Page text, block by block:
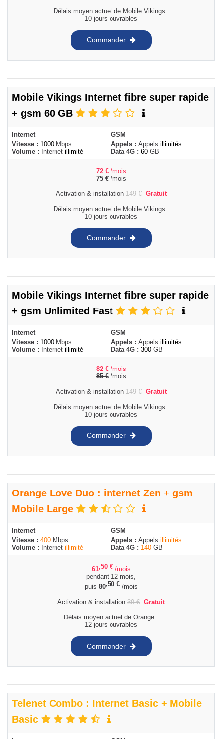
Délais moyen actuel de Mobile Vikings :
10 jours ouvrables
Commander
Mobile Vikings Internet fibre super rapide
+ gsm 60 GB
Internet
Vitesse : 1000 Mbps
Volume :
Internet illimité
GSM
Appels : Appels illimités
Data 4G : 60 GB
72 € /mois
75€/mois
Activation & installation149€ Gratuit
Délais moyen actuel de Mobile Vikings :
10 jours ouvrables
Commander
Mobile Vikings Internet fibre super rapide
+ gsm Unlimited Fast
Internet
Vitesse : 1000 Mbps
Volume :
Internet illimité
GSM
Appels : Appels illimités
Data 4G : 300 GB
82 € /mois
85€/mois
Activation & installation149€ Gratuit
Délais moyen actuel de Mobile Vikings :
10 jours ouvrables
Commander
Orange Love Duo : internet Zen + gsm
Mobile Large
Internet
Vitesse : 400 Mbps
Volume :
Internet illimité
GSM
Appels : Appels illimités
Data 4G : 140 GB
61,50 € /mois
pendant 12 mois,
puis 80,50 €/mois
Activation & installation 39€ Gratuit
Délais moyen actuel de Orange :
12 jours ouvrables
Commander
Telenet Combo : Internet Basic + Mobile
Basic